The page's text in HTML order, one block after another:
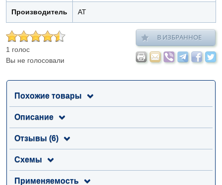
Производитель АТ
1 голос
Вы не голосовали
В ИЗБРАННОЕ
Похожие товары
Описание
Отзывы (6)
Схемы
Применяемость